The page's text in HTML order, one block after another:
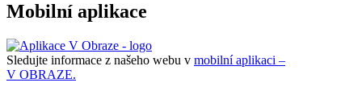
Mobilní aplikace
Sledujte informace z našeho webu v mobilní aplikaci –
V OBRAZE.